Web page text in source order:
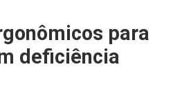
para
deficiência